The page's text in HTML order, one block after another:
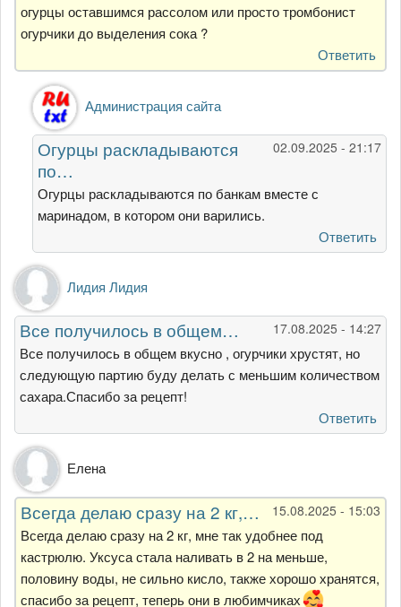
огурцы оставшимся рассолом или просто тромбонист
огурчики до выделения сока ?
Ответить
Ответ
на
Подскажите,
когда…
от
Гость
Администрация сайта
02.09.2025 - 21:17
Огурцы раскладываются
по…
Огурцы раскладываются по банкам вместе с
маринадом, в котором они варились.
Ответить
Лидия Лидия
17.08.2025 - 14:27
Все получилось в общем…
Все получилось в общем вкусно , огурчики хрустят, но
следующую партию буду делать с меньшим количеством
сахара.Спасибо за рецепт!
Ответить
Елена
15.08.2025 - 15:03
Всегда делаю сразу на 2 кг,…
Всегда делаю сразу на 2 кг, мне так удобнее под
кастрюлю. Уксуса стала наливать в 2 на меньше,
половину воды, не сильно кисло, также хорошо хранятся,
спасибо за рецепт, теперь они в любимчиках